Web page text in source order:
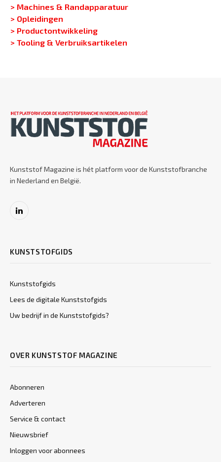
> Machines & Randapparatuur
> Opleidingen
> Productontwikkeling
> Tooling & Verbruiksartikelen
Kunststof Magazine is hét platform voor de Kunststofbranche
in Nederland en België.
LinkedIn
KUNSTSTOFGIDS
Kunststofgids
Lees de digitale Kunststofgids
Uw bedrijf in de Kunststofgids?
OVER KUNSTSTOF MAGAZINE
Abonneren
Adverteren
Service & contact
Nieuwsbrief
Inloggen voor abonnees